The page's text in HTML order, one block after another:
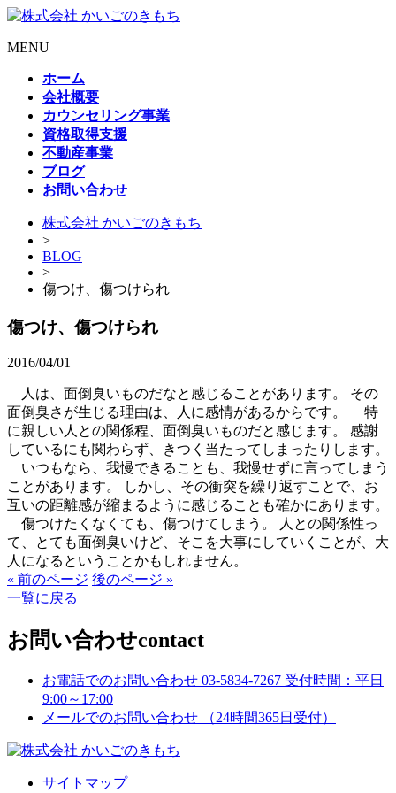
MENU
ホーム
会社概要
カウンセリング事業
資格取得支援
不動産事業
ブログ
お問い合わせ
株式会社 かいごのきもち
>
BLOG
>
傷つけ、傷つけられ
傷つけ、傷つけられ
2016/04/01
人は、面倒臭いものだなと感じることがあります。 その
面倒臭さが生じる理由は、人に感情があるからです。 特
に親しい人との関係程、面倒臭いものだと感じます。 感謝
しているにも関わらず、きつく当たってしまったりします。
いつもなら、我慢できることも、我慢せずに言ってしまう
ことがあります。 しかし、その衝突を繰り返すことで、お
互いの距離感が縮まるように感じることも確かにあります。
傷つけたくなくても、傷つけてしまう。 人との関係性っ
て、とても面倒臭いけど、そこを大事にしていくことが、大
人になるということかもしれません。
« 前のページ 後のページ »
一覧に戻る
お問い合わせcontact
お電話でのお問い合わせ 03-5834-7267 受付時間：平日
9:00～17:00
メールでのお問い合わせ
（24時間365日受付）
サイトマップ